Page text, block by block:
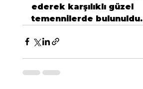
ederek karşılıklı güzel
temennilerde bulunuldu.